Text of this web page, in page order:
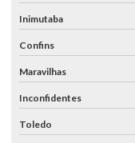
Inimutaba
Confins
Maravilhas
Inconfidentes
Toledo